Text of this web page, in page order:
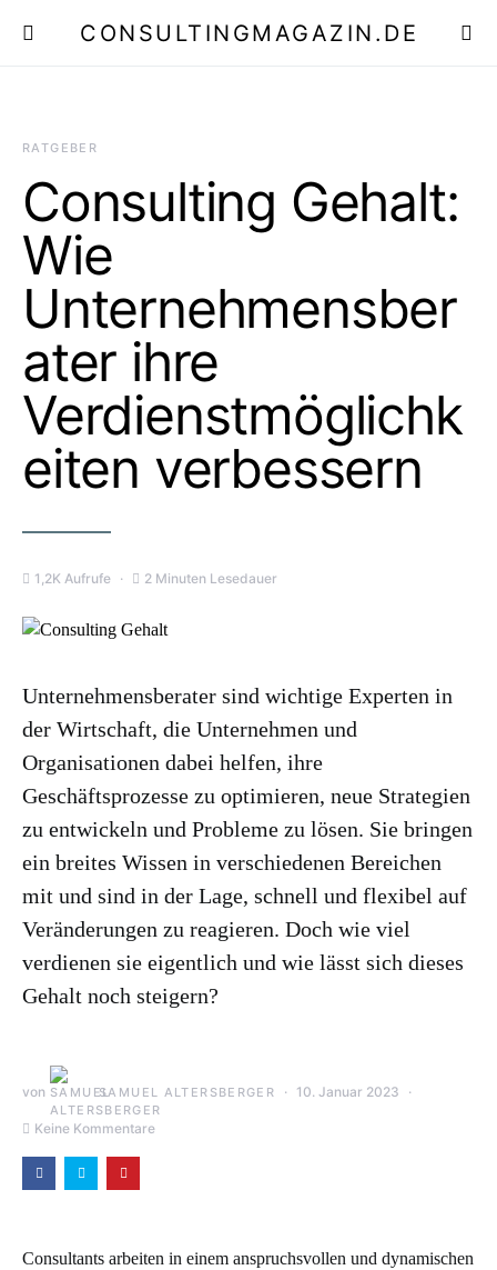
CONSULTINGMAGAZIN.DE
RATGEBER
Consulting Gehalt:
Wie
Unternehmensber
ater ihre
Verdienstmöglichk
eiten verbessern
1,2K Aufrufe 2 Minuten Lesedauer
Unternehmensberater sind wichtige Experten in
der Wirtschaft, die Unternehmen und
Organisationen dabei helfen, ihre
Geschäftsprozesse zu optimieren, neue Strategien
zu entwickeln und Probleme zu lösen. Sie bringen
ein breites Wissen in verschiedenen Bereichen
mit und sind in der Lage, schnell und flexibel auf
Veränderungen zu reagieren. Doch wie viel
verdienen sie eigentlich und wie lässt sich dieses
Gehalt noch steigern?
von SAMUEL ALTERSBERGER 10. Januar 2023
Keine Kommentare
Consultants arbeiten in einem anspruchsvollen und dynamischen